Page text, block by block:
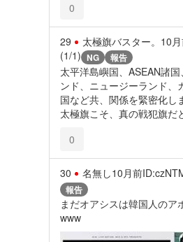
0
29 太極旗バスター。 10
(1/1) NG 報告
太平洋島嶼国、ASEAN諸
ンド、ニュージーランド、
国など共、関係を緊密化し
太極旗こそ、真の戦犯旗だ
0
30 名無し10月前
報告
まだオアシスは韓国人のア
www